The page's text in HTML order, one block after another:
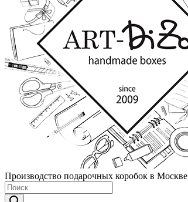
Производство подарочных коробок в Москве